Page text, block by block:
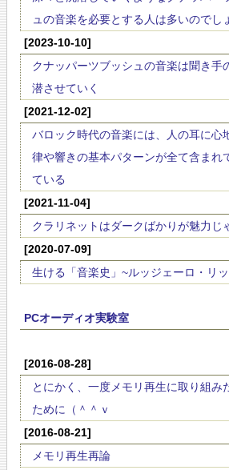
ュの音楽を必要とする人は多いのでし
[2023-10-10]
クナッパーツブッシュの音楽は聞き手
潜させていく
[2021-12-02]
バロック時代の音楽には、人の耳に心
律や響きの基本パターンが全て含まれ
ている
[2021-11-04]
クラリネットはダークばかりが魅力じ
[2020-07-09]
生ける「音楽史」~ルッジェーロ・リ
PCオーディオ実験室
[2016-08-28]
とにかく、一度メモリ再生に取り組み
ために（＾＾ｖ
[2016-08-21]
メモリ再生再論